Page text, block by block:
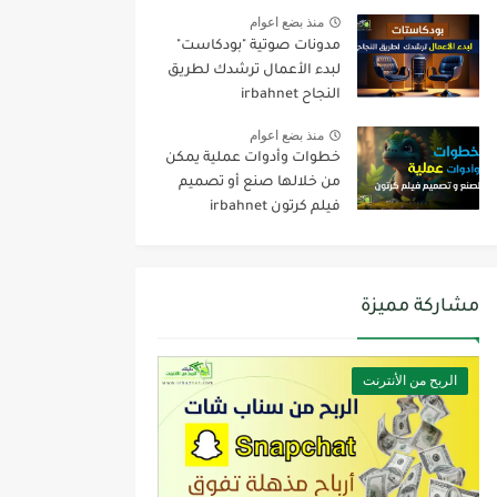
منذ بضع اعوام
مدونات صوتية "بودكاست"
لبدء الأعمال ترشدك لطريق
النجاح irbahnet
منذ بضع اعوام
خطوات وأدوات عملية يمكن
من خلالها صنع أو تصميم
فيلم كرتون irbahnet
مشاركة مميزة
الربح من الأنترنت